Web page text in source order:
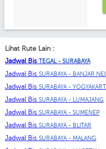
Lihat Rute Lain :
Jadwal Bis TEGAL - SURABAYA
Jadwal Bis SURABAYA - BANJAR
Jadwal Bis SURABAYA -
Jadwal Bis SURABAYA - LUMAJANG
Jadwal Bis SURABAYA - SUMENEP
Jadwal Bis SURABAYA - BLITAR
Jadwal Bis SURABAYA - MALANG